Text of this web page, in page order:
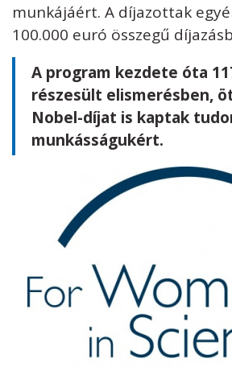
munkájáért. A díjazottak
100.000 euró összegű
A program kezdete óta
részesült elismerésben,
Nobel-díjat is kaptak
munkásságukért.